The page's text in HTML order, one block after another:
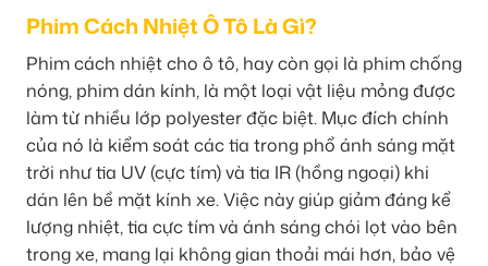
Phim Cách Nhiệt Ô Tô Là Gì?
Phim cách nhiệt cho ô tô, hay còn gọi là phim chống
nóng, phim dán kính, là một loại vật liệu mỏng được
làm từ nhiều lớp polyester đặc biệt. Mục đích chính
của nó là kiểm soát các tia trong phổ ánh sáng mặt
trời như tia UV (cực tím) và tia IR (hồng ngoại) khi
dán lên bề mặt kính xe. Việc này giúp giảm đáng kể
lượng nhiệt, tia cực tím và ánh sáng chói lọt vào bên
trong xe, mang lại không gian thoải mái hơn, bảo vệ